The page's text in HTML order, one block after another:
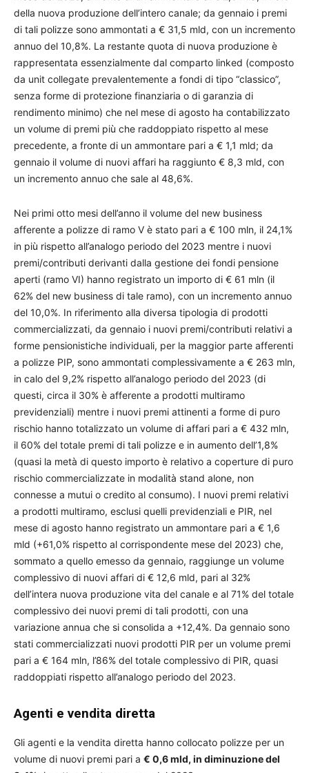
della nuova produzione dell’intero canale; da gennaio i premi
di tali polizze sono ammontati a € 31,5 mld, con un incremento
annuo del 10,8%. La restante quota di nuova produzione è
rappresentata essenzialmente dal comparto linked (composto
da unit collegate prevalentemente a fondi di tipo “classico”,
senza forme di protezione finanziaria o di garanzia di
rendimento minimo) che nel mese di agosto ha contabilizzato
un volume di premi più che raddoppiato rispetto al mese
precedente, a fronte di un ammontare pari a € 1,1 mld; da
gennaio il volume di nuovi affari ha raggiunto € 8,3 mld, con
un incremento annuo che sale al 48,6%.
Nei primi otto mesi dell’anno il volume del new business
afferente a polizze di ramo V è stato pari a € 100 mln, il 24,1%
in più rispetto all’analogo periodo del 2023 mentre i nuovi
premi/contributi derivanti dalla gestione dei fondi pensione
aperti (ramo VI) hanno registrato un importo di € 61 mln (il
62% del new business di tale ramo), con un incremento annuo
del 10,0%. In riferimento alla diversa tipologia di prodotti
commercializzati, da gennaio i nuovi premi/contributi relativi a
forme pensionistiche individuali, per la maggior parte afferenti
a polizze PIP, sono ammontati complessivamente a € 263 mln,
in calo del 9,2% rispetto all’analogo periodo del 2023 (di
questi, circa il 30% è afferente a prodotti multiramo
previdenziali) mentre i nuovi premi attinenti a forme di puro
rischio hanno totalizzato un volume di affari pari a € 432 mln,
il 60% del totale premi di tali polizze e in aumento dell’1,8%
(quasi la metà di questo importo è relativo a coperture di puro
rischio commercializzate in modalità stand alone, non
connesse a mutui o credito al consumo). I nuovi premi relativi
a prodotti multiramo, esclusi quelli previdenziali e PIR, nel
mese di agosto hanno registrato un ammontare pari a € 1,6
mld (+61,0% rispetto al corrispondente mese del 2023) che,
sommato a quello emesso da gennaio, raggiunge un volume
complessivo di nuovi affari di € 12,6 mld, pari al 32%
dell’intera nuova produzione vita del canale e al 71% del totale
complessivo dei nuovi premi di tali prodotti, con una
variazione annua che si consolida a +12,4%. Da gennaio sono
stati commercializzati nuovi prodotti PIR per un volume premi
pari a € 164 mln, l’86% del totale complessivo di PIR, quasi
raddoppiati rispetto all’analogo periodo del 2023.
Agenti e vendita diretta
Gli agenti e la vendita diretta hanno collocato polizze per un
volume di nuovi premi pari a € 0,6 mld, in diminuzione del